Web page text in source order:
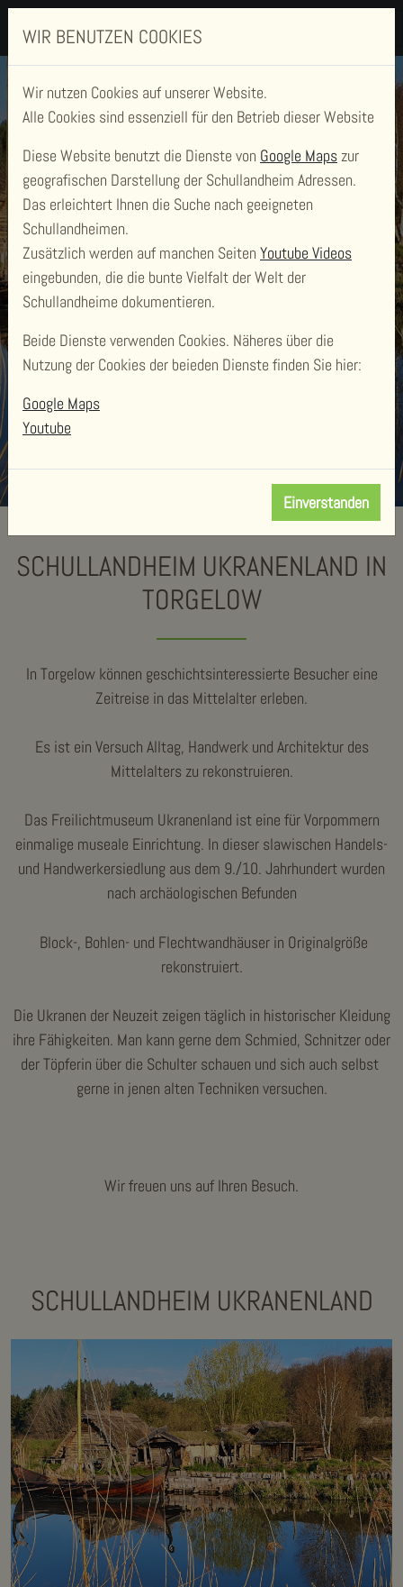
SCHULLANDHEIM
UKRANENLAND
SCHULLANDHEIM UKRANENLAND IN
TORGELOW
In Torgelow können geschichtsinteressierte Besucher eine
Zeitreise in das Mittelalter erleben.
Es ist ein Versuch Alltag, Handwerk und Architektur des
Mittelalters zu rekonstruieren.
Das Freilichtmuseum Ukranenland ist eine für Vorpommern
einmalige museale Einrichtung. In dieser slawischen Handels-
und Handwerkersiedlung aus dem 9./10. Jahrhundert wurden
nach archäologischen Befunden
Block-, Bohlen- und Flechtwandhäuser in Originalgröße
rekonstruiert.
Die Ukranen der Neuzeit zeigen täglich in historischer Kleidung
ihre Fähigkeiten. Man kann gerne dem Schmied, Schnitzer oder
der Töpferin über die Schulter schauen und sich auch selbst
gerne in jenen alten Techniken versuchen.
Wir freuen uns auf Ihren Besuch.
SCHULLANDHEIM UKRANENLAND
WIR BENUTZEN COOKIES
Wir nutzen Cookies auf unserer Website.
Alle Cookies sind essenziell für den Betrieb dieser Website
Diese Website benutzt die Dienste von Google Mapszur
geografischen Darstellung der Schullandheim Adressen.
Das erleichtert Ihnen die Suche nach geeigneten
Schullandheimen.
Zusätzlich werden auf manchen Seiten Youtube Videos
eingebunden, die die bunte Vielfalt der Welt der
Schullandheime dokumentieren.
Beide Dienste verwenden Cookies. Näheres über die
Nutzung der Cookies der beieden Dienste finden Sie hier:
Google Maps
Youtube
Einverstanden